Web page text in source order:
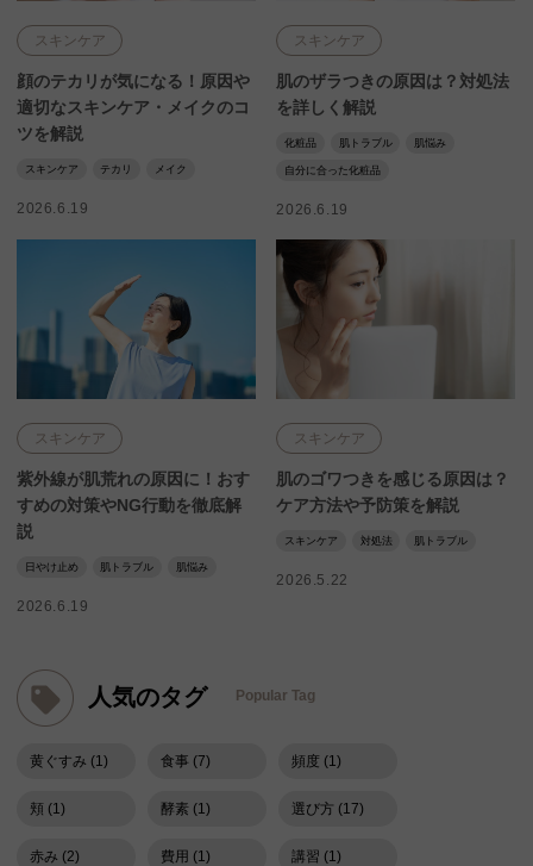
スキンケア
顔のテカリが気になる！原因や
適切なスキンケア・メイクのコ
ツを解説
スキンケア テカリ メイク
2026.6.19
スキンケア
肌のザラつきの原因は？対処法
を詳しく解説
化粧品 肌トラブル 肌悩み
自分に合った化粧品
2026.6.19
スキンケア
紫外線が肌荒れの原因に！おす
すめの対策やNG行動を徹底解
説
日やけ止め 肌トラブル 肌悩み
2026.6.19
スキンケア
肌のゴワつきを感じる原因は？
ケア方法や予防策を解説
スキンケア 対処法 肌トラブル
2026.5.22
人気のタグ Popular Tag
黄ぐすみ (1) 食事 (7) 頻度 (1)
頬 (1) 酵素 (1) 選び方 (17)
赤み (2) 費用 (1) 講習 (1)